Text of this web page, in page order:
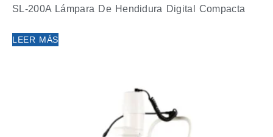
SL-200A Lámpara De Hendidura Digital Compacta
LEER MÁS